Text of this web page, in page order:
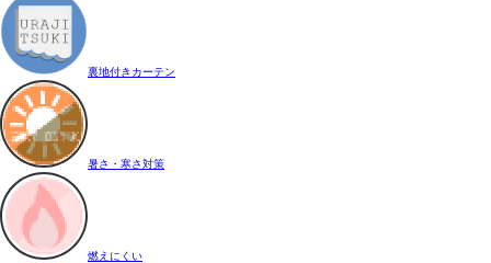
裏地付きカーテン
暑さ・寒さ対策
燃えにくい